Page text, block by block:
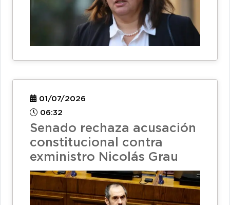
01/07/2026
06:32
Senado rechaza acusación
constitucional contra
exministro Nicolás Grau